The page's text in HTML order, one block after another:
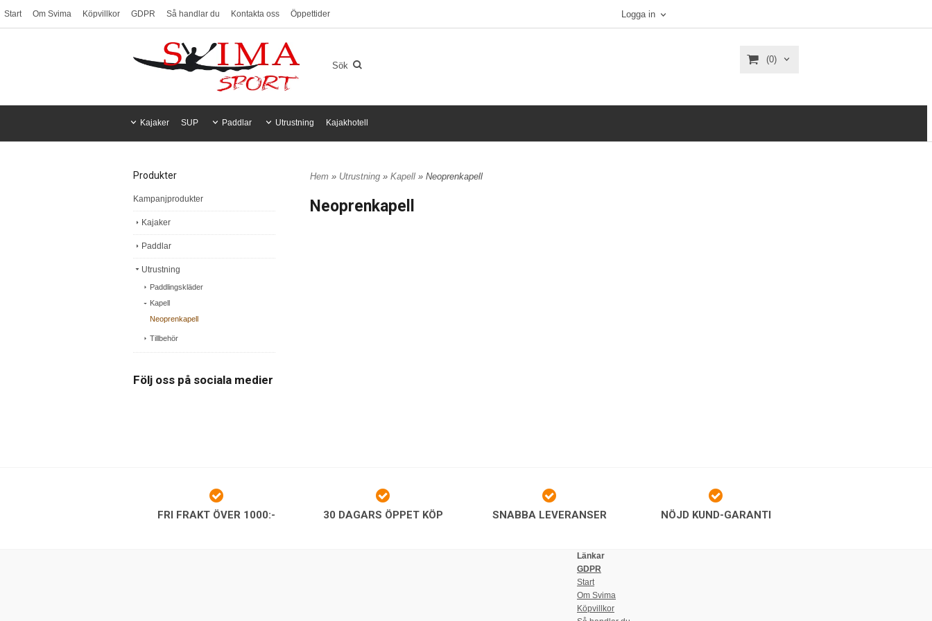
Start Om Svima Köpvillkor GDPR Så handlar du Kontakta oss Öppettider Logga in
(0)
Kajaker SUP Paddlar Utrustning Kajakhotell
Produkter
Kampanjprodukter
Kajaker
Paddlar
Utrustning
Paddlingskläder
Kapell
Neoprenkapell
Tillbehör
Följ oss på sociala medier
Hem » Utrustning » Kapell » Neoprenkapell
Neoprenkapell
FRI FRAKT ÖVER 1000:- 30 DAGARS ÖPPET KÖP SNABBA LEVERANSER NÖJD KUND-GARANTI
Länkar
GDPR
Start
Om Svima
Köpvillkor